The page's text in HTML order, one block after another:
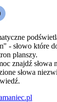
- słowo które
planszy.
znajdź słowa
słowa